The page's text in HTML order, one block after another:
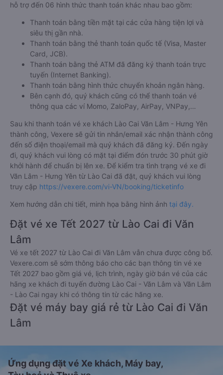
hỗ trợ đến 06 hình thức thanh toán khác nhau bao gồm:
Thanh toán bằng tiền mặt tại các cửa hàng tiện lợi và
siêu thị gần nhà.
Thanh toán bằng thẻ thanh toán quốc tế (Visa, Master
Card, JCB).
Thanh toán bằng thẻ ATM đã đăng ký thanh toán trực
tuyến (Internet Banking).
Thanh toán bằng hình thức chuyển khoản ngân hàng.
Bên cạnh đó, quý khách cũng có thể thanh toán vé
thông qua các ví Momo, ZaloPay, AirPay, VNPay,…
Sau khi thanh toán vé xe khách Lào Cai Văn Lâm - Hưng Yên
thành công, Vexere sẽ gửi tin nhắn/email xác nhận thành công
đến số điện thoại/email mà quý khách đã đăng ký. Đến ngày
đi, quý khách vui lòng có mặt tại điểm đón trước 30 phút giờ
khởi hành để chuẩn bị lên xe. Để kiểm tra tình trạng vé xe đi
Văn Lâm - Hưng Yên từ Lào Cai đã đặt, quý khách vui lòng
truy cập https://vexere.com/vi-VN/booking/ticketinfo
Xem hướng dẫn chi tiết, minh họa bằng hình ảnh tại đây.
Đặt vé xe Tết 2027 từ Lào Cai đi Văn
Lâm
Vé xe tết 2027 từ Lào Cai đi Văn Lâm vẫn chưa được công bố.
Vexere.com sẽ sớm thông báo cho các bạn thông tin vé xe
Tết 2027 bao gồm giá vé, lịch trình, ngày giờ bán vé của các
hãng xe khách đi tuyến đường Lào Cai - Văn Lâm và Văn Lâm
- Lào Cai ngay khi có thông tin từ các hãng xe.
Đặt vé máy bay giá rẻ từ Lào Cai đi Văn
Lâm
Ứng dụng đặt vé Xe khách, Máy bay,